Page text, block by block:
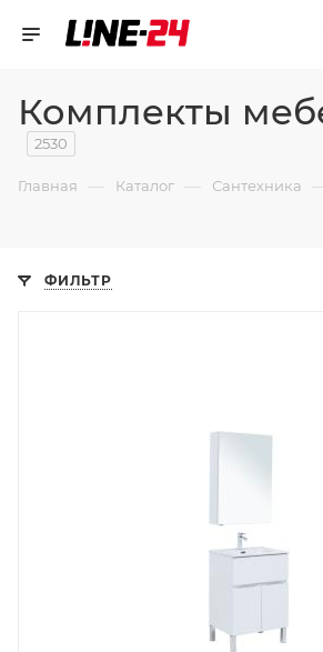
Комплекты
2530
Главная — Каталог — Сантехника
ФИЛЬТР